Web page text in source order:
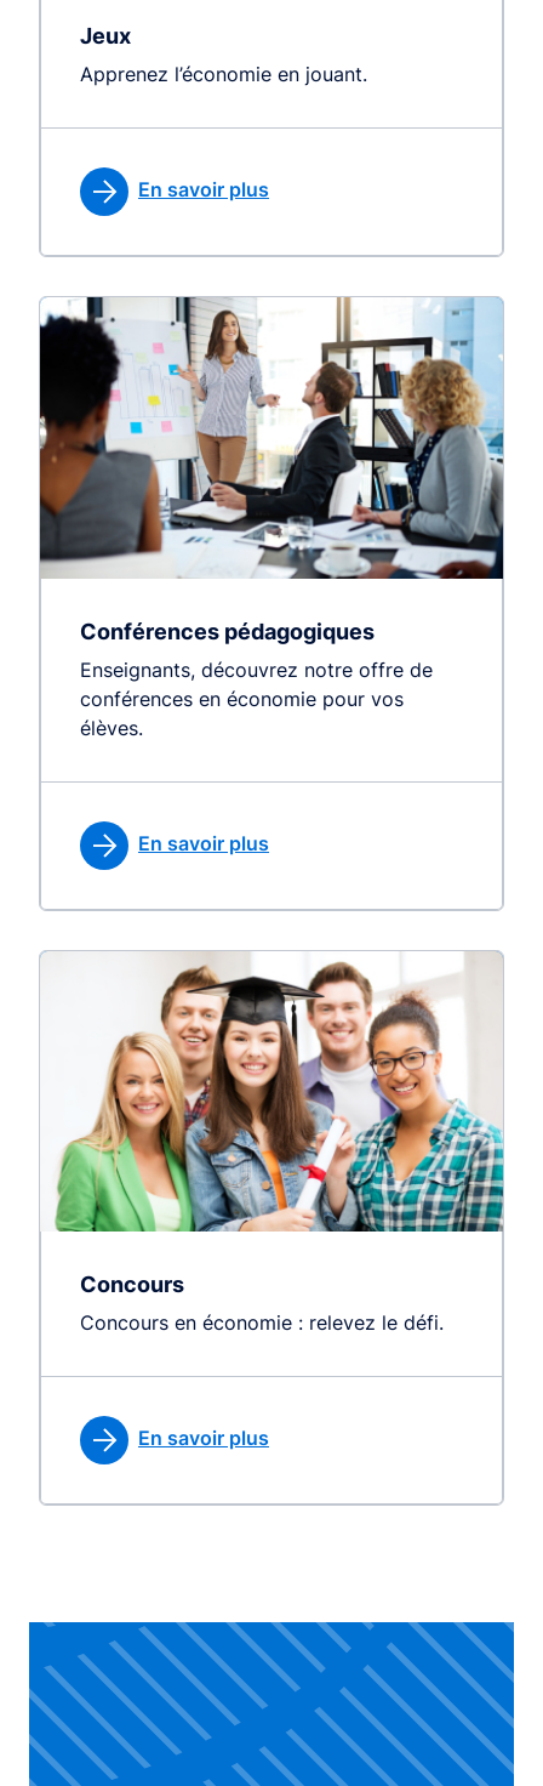
Jeux
Apprenez l’économie en jouant.
En savoir plus
Conférences pédagogiques
Enseignants, découvrez notre offre de
conférences en économie pour vos
élèves.
En savoir plus
Concours
Concours en économie : relevez le défi.
En savoir plus